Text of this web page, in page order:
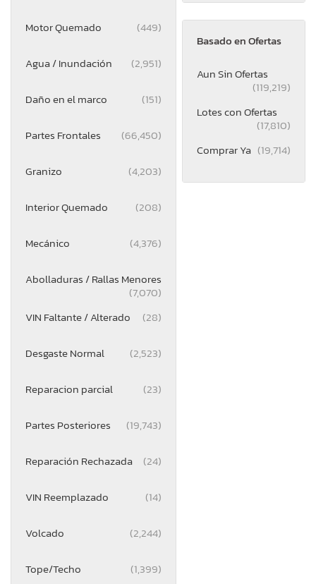
Motor Quemado (449)
Agua / Inundación (2,951)
Daño en el marco (151)
Partes Frontales (66,450)
Granizo (4,203)
Interior Quemado (208)
Mecánico (4,376)
Abolladuras / Rallas Menores
(7,070)
VIN Faltante / Alterado
(28)
Desgaste Normal (2,523)
Reparacion parcial (23)
Partes Posteriores (19,743)
Reparación Rechazada (24)
VIN Reemplazado (14)
Volcado (2,244)
Tope/Techo (1,399)
Basado en Ofertas
Aun Sin Ofertas
(119,219)
Lotes con Ofertas
(17,810)
Comprar Ya (19,714)